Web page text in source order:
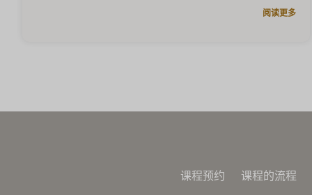
阅读更多
课程预约 课程的流程